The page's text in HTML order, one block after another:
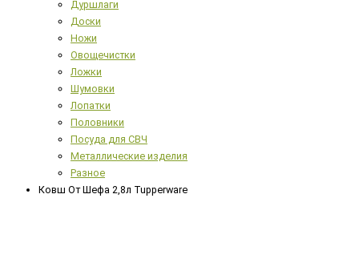
Дуршлаги
Доски
Ножи
Овощечистки
Ложки
Шумовки
Лопатки
Половники
Посуда для СВЧ
Металлические изделия
Разное
Ковш От Шефа 2,8л Tupperware